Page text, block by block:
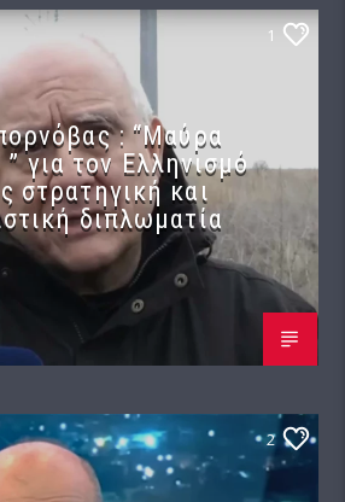
1
: “Μαύρα
για τον Ελληνισμό
στρατηγική και
διπλωματία
2